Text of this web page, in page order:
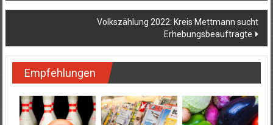
Volkszählung 2022: Kreis Mettmann sucht
Erhebungsbeauftragte
Empfehlungen